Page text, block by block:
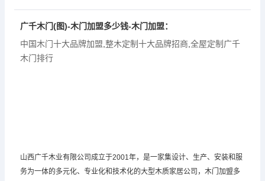
广千木门(图)-木门加盟多少钱-木门加盟：
中国木门十大品牌加盟 整木定制十大品牌招商 全屋定制广千
木门排行
山西广千木业有限公司成立于2001年，是一家集设计、生产、安装和服
务为一体的多元化、专业化和技术化的大型木质家居公司，木门加盟多